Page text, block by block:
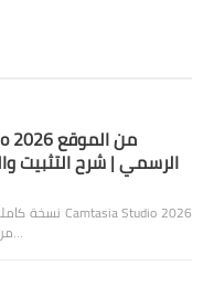
الرسمي | شرح التثبيت
من الموقع الرسمي | شرح التثبيت والتفعيل الرسم…